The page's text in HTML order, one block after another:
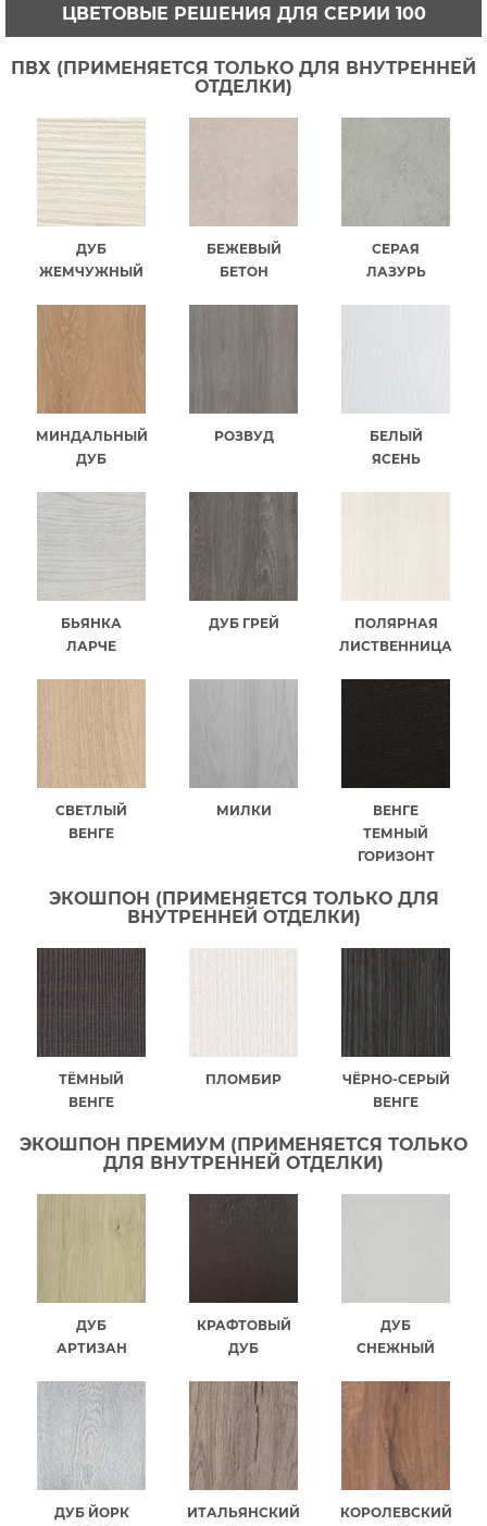
ЦВЕТОВЫЕ РЕШЕНИЯ ДЛЯ СЕРИИ 100
ПВХ (ПРИМЕНЯЕТСЯ ТОЛЬКО ДЛЯ ВНУТРЕННЕЙ
ОТДЕЛКИ)
ДУБ
ЖЕМЧУЖНЫЙ
БЕЖЕВЫЙ
БЕТОН
СЕРАЯ
ЛАЗУРЬ
МИНДАЛЬНЫЙ
ДУБ
РОЗВУД
БЕЛЫЙ
ЯСЕНЬ
БЬЯНКА
ЛАРЧЕ
ДУБ ГРЕЙ
ПОЛЯРНАЯ
ЛИСТВЕННИЦА
СВЕТЛЫЙ
ВЕНГЕ
МИЛКИ
ВЕНГЕ
ТЕМНЫЙ
ГОРИЗОНТ
ЭКОШПОН (ПРИМЕНЯЕТСЯ ТОЛЬКО ДЛЯ
ВНУТРЕННЕЙ ОТДЕЛКИ)
ТЁМНЫЙ
ВЕНГЕ
ПЛОМБИР
ЧЁРНО-СЕРЫЙ
ВЕНГЕ
ЭКОШПОН ПРЕМИУМ (ПРИМЕНЯЕТСЯ ТОЛЬКО
ДЛЯ ВНУТРЕННЕЙ ОТДЕЛКИ)
ДУБ
АРТИЗАН
КРАФТОВЫЙ
ДУБ
ДУБ
СНЕЖНЫЙ
ДУБ ЙОРК
ИТАЛЬЯНСКИЙ
КОРОЛЕВСКИЙ